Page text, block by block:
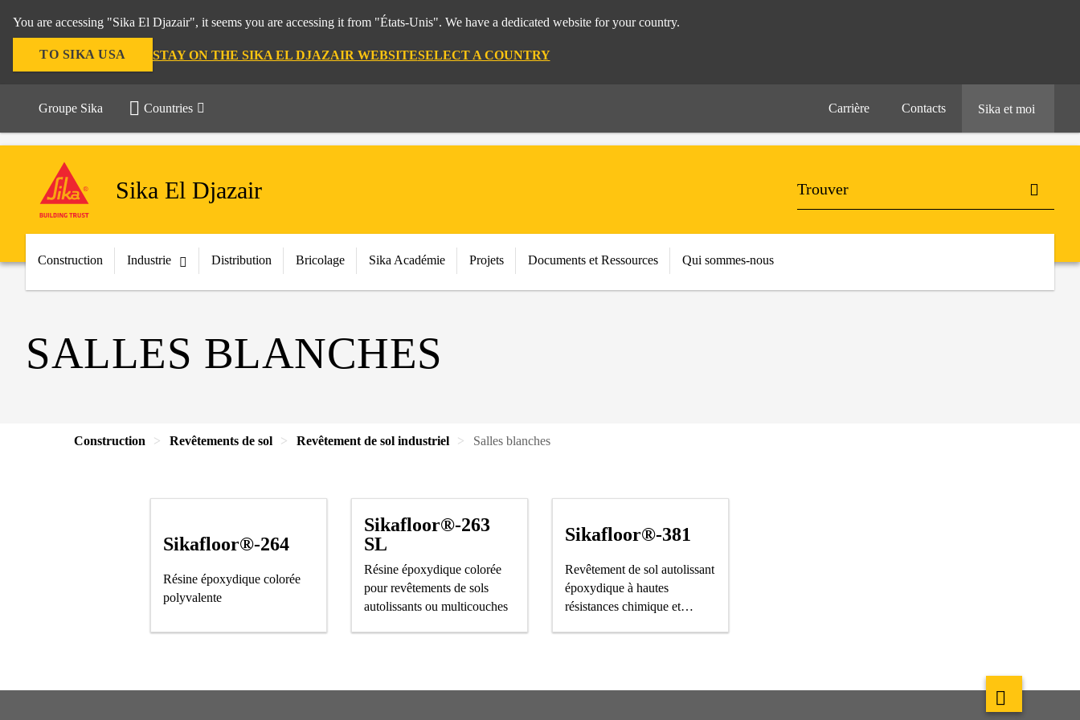
You are accessing "Sika El Djazair", it seems you are accessing it from "États-Unis". We have a dedicated website for your country.
TO SIKA USA STAY ON THE SIKA EL DJAZAIR WEBSITESELECT A COUNTRY
Groupe Sika Countries Carrière Contacts Sika et moi
Sika El Djazair
Construction Industrie Distribution Bricolage Sika Académie Projets Documents et Ressources Qui sommes-nous
SALLES BLANCHES
Construction Revêtements de sol Revêtement de sol industriel Salles blanches
Sikafloor®-264
Résine époxydique colorée
polyvalente
Sikafloor®-263
SL
Résine époxydique colorée
pour revêtements de sols
autolissants ou multicouches
Sikafloor®-381
Revêtement de sol autolissant
époxydique à hautes
résistances chimique et